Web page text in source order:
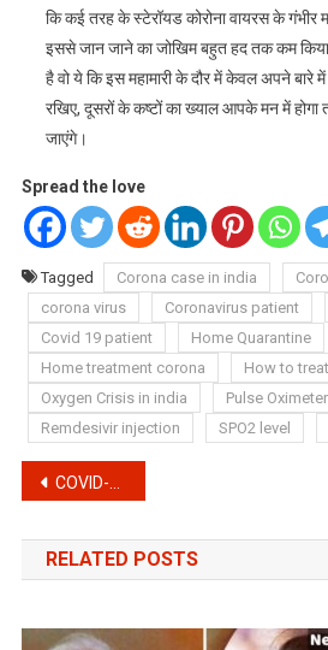
कि कई तरह के स्टेरॉयड कोरोना वायरस के गंभीर
इससे जान जाने का जोखिम बहुत हद तक कम
है वो ये कि इस महामारी के दौर में केवल अपने बारे
रखिए, दूसरों के कष्टों का ख्याल आपके मन में
जाएंगे।
Spread the love
Tagged Corona case in india
corona virus
Coronavirus patient
Covid 19 patient
Home Quarantine
Home treatment corona
How to
Oxygen Crisis in india
Pulse Oximeter
Remdesivir injection
SPO2 level
Post
navigation
COVID-19: कहीं हो रही ऑक्सीजन की कमी तो कहीं बढ रहे vaccine के दाम
RELATED POSTS